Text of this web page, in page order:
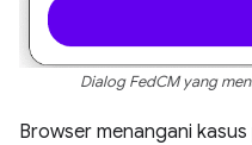
Dialog FedCM yang
Browser menangani